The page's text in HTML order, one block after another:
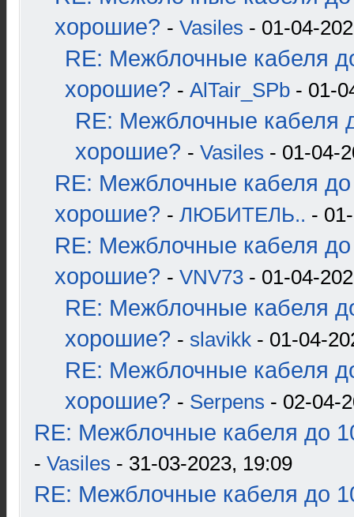
хорошие? - Vasiles - 01-04-
RE: Межблочные кабеля
хорошие? - AlTair_SPb - 01-
RE: Межблочные кабеля
хорошие? - Vasiles - 01-04-
RE: Межблочные кабеля до
хорошие? - ЛЮБИТЕЛЬ.. -
RE: Межблочные кабеля до
хорошие? - VNV73 - 01-04-
RE: Межблочные кабеля
хорошие? - slavikk - 01-04-
RE: Межблочные кабеля
хорошие? - Serpens - 02-04-
RE: Межблочные кабеля до
- Vasiles - 31-03-2023, 19:09
RE: Межблочные кабеля до